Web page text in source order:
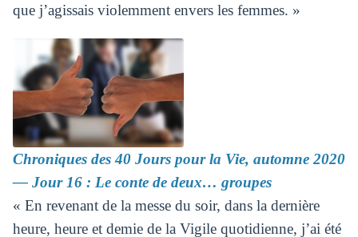
que j’agissais violemment envers les femmes. »
Chroniques des 40 Jours pour la Vie, automne 2020
― Jour 16 : Le conte de deux… groupes
« En revenant de la messe du soir, dans la dernière
heure, heure et demie de la Vigile quotidienne, j’ai été